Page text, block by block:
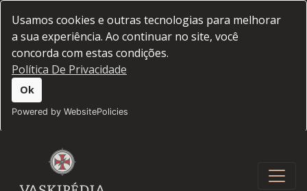
Usamos cookies e outras tecnologias para melhorar
a sua experiência. Ao continuar no site, você
concorda com estas condições.
Política De Privacidade
Ok
Powered by WebsitePolicies